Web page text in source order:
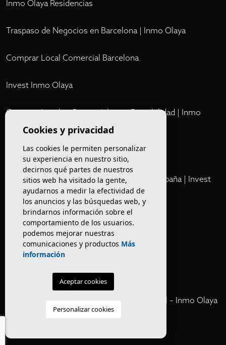
Inmo Olaya Residencias
Traspaso de Negocios en Barcelona | Inmo Olaya
Comprar Local Comercial Barcelona
Invest Inmo Olaya
Comprar Locales Comerciales en Rentabilidad | Inmo
Olaya
Cartera Privada de Activos Hoteleros en España | Invest
Inmo Olaya
Venta de edificios
Comprar restaurante en Barcelona
Negocios en rentabilidad en Barcelona
Vender Hotel en España | Venta Confidencial – Inmo Olaya
Cookies y privacidad
Las cookies le permiten personalizar
su experiencia en nuestro sitio,
decirnos qué partes de nuestros
sitios web ha visitado la gente,
ayudarnos a medir la efectividad de
los anuncios y las búsquedas web, y
brindarnos información sobre el
comportamiento de los usuarios.
podemos mejorar nuestras
comunicaciones y productos Más
información
Aceptar cookies
Personalizar cookies